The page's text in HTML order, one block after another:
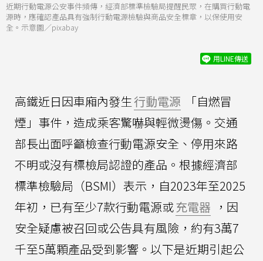
近期行動電源公安事件頻傳，經濟部標準檢驗局提醒民眾，在購買行動電
源時，應確認產品具有強制行動電源檢驗與商品安全標章，以保使用安
全。示意圖／pixabay
用LINE傳送
高鐵近日因車廂內發生行動電源
「自燃冒
煙」事件，造成乘客驚嚇與輕微燙傷。交通
部長出面呼籲檢查行動電源安全、停用來路
不明或沒有標檢局認證的產品。根據經濟部
標準檢驗局（BSMI）表示，自2023年至2025
年初，已有至少7款行動電源或充電器 ，因
安全疑慮被召回或公告具有風險，約有3萬7
千至5萬顆產品受到影響。以下是近期引起公